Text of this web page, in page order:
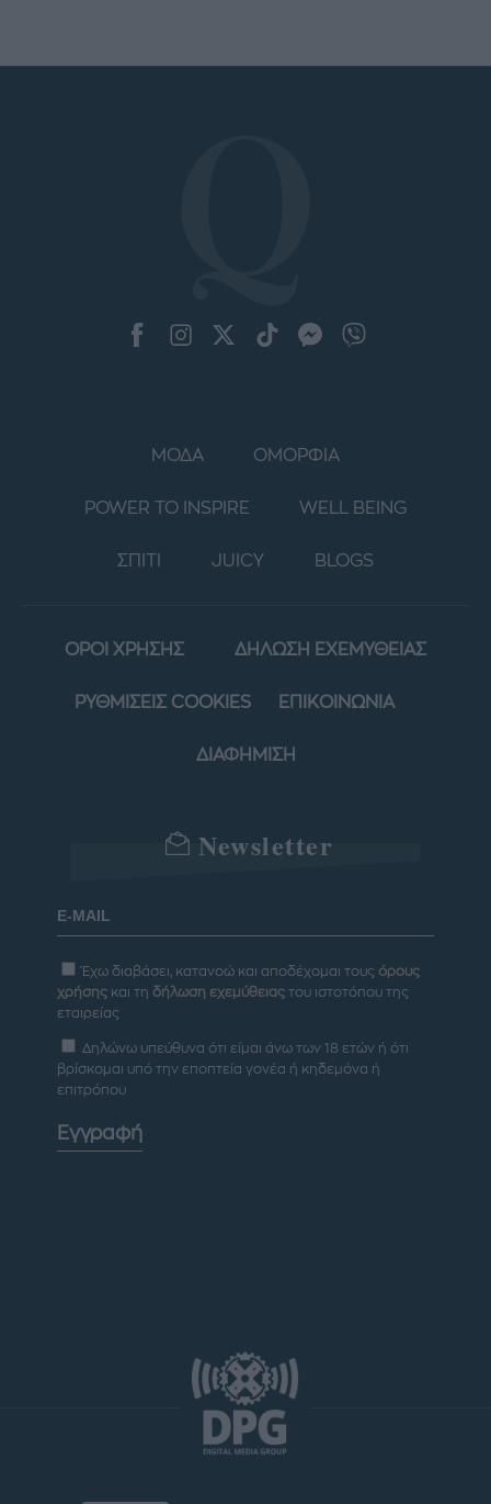
ΜΟΔΑ ΟΜΟΡΦΙΑ
POWER TO INSPIRE WELL BEING
ΣΠΙΤΙ JUICY BLOGS
ΟΡΟΙ ΧΡΗΣΗΣ ΔΗΛΩΣΗ ΕΧΕΜΥΘΕΙΑΣ
ΡΥΘΜΙΣΕΙΣ COOKIES ΕΠΙΚΟΙΝΩΝΙΑ
ΔΙΑΦΗΜΙΣΗ
Newsletter
Έχω διαβάσει, κατανοώ και αποδέχομαι τους όρους
χρήσης και τη δήλωση εχεμύθειας του ιστοτόπου της
εταιρείας
Δηλώνω υπεύθυνα ότι είμαι άνω των 18 ετών ή ότι
βρίσκομαι υπό την εποπτεία γονέα ή κηδεμόνα ή
επιτρόπου
Εγγραφή